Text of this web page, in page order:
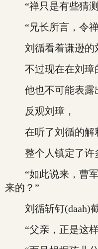
“禅只是有些猜测
“兄长所言，令禅
刘循看着谦逊的刘
不过现在在刘璋
他也不可能表露
反观刘璋，
在听了刘循的解
整个人镇定了许
“如此说来，曹军
来的？”
刘循斩钉(daah)截
“父亲，正是这样